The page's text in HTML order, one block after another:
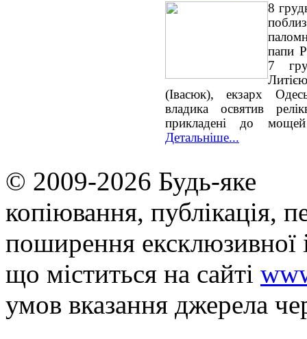
8
папи
7
(Івасюк), екзарх
владика освятив
прикладені до
Детальніше...
© 2009-2026 Будь-яке
копiювання, публiкацiя,
поширення
що мiститься на сайті
умов вказання джерела